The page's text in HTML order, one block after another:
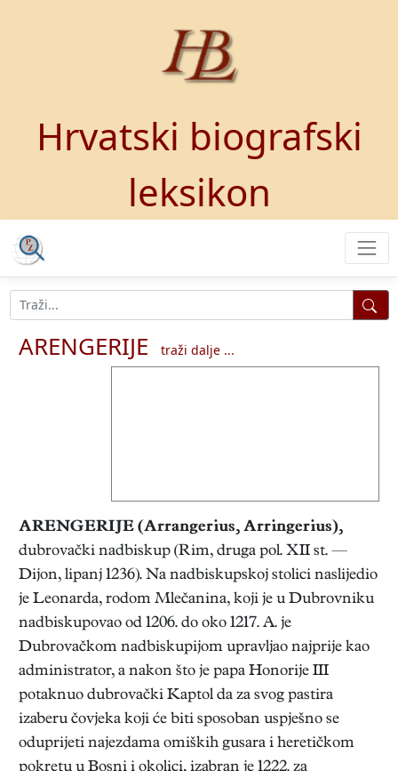
Hrvatski biografski
leksikon
ARENGERIJE traži dalje ...
ARENGERIJE (Arrangerius, Arringerius),
dubrovački nadbiskup (Rim, druga pol. XII st. —
Dijon, lipanj 1236). Na nadbiskupskoj stolici naslijedio
je Leonarda, rodom Mlečanina, koji je u Dubrovniku
nadbiskupovao od 1206. do oko 1217. A. je
Dubrovačkom nadbiskupijom upravljao najprije kao
administrator, a nakon što je papa Honorije III
potaknuo dubrovački Kaptol da za svog pastira
izaberu čovjeka koji će biti sposoban uspješno se
oduprijeti najezdama omiških gusara i heretičkom